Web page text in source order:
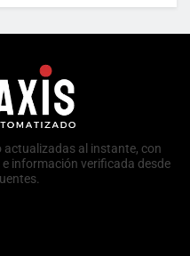
actualizadas al instante, con
información verificada desde